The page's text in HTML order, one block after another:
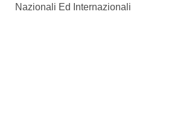
Nazionali Ed Internazionali